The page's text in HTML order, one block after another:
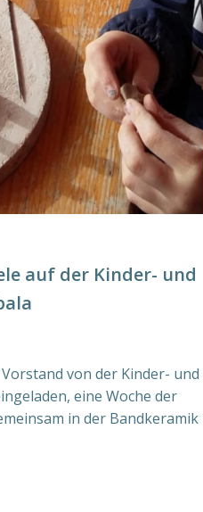
auf der Kinder- und
von der Kinder- und
eine Woche der
in der Bandkeramik